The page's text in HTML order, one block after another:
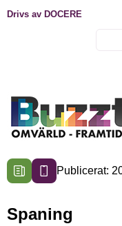
Drivs av DOCERE
Publicerat:
Spaning